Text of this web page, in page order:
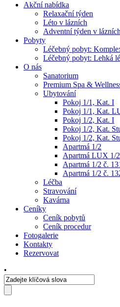
Akční nabídka
Relaxační týden
Léto v lázních
Adventní týden v lázních
Pobyty
Léčebný pobyt:
Léčebný pobyt: Lehká
O nás
Sanatorium
Premium Spa &
Ubytování
Pokoj 1/1, Kat. I
Pokoj 1/1, Kat.
Pokoj 1/2, Kat. I
Pokoj 1/2, Kat.
Pokoj 1/2, Kat.
Apartmá 1/2
Apartmá LUX 1/2
Apartmá 1/2 č.
Apartmá 1/2 č.
Léčba
Stravování
Kavárna
Ceníky
Ceník pobytů
Ceník procedur
Fotogalerie
Kontakty
Rezervovat
•